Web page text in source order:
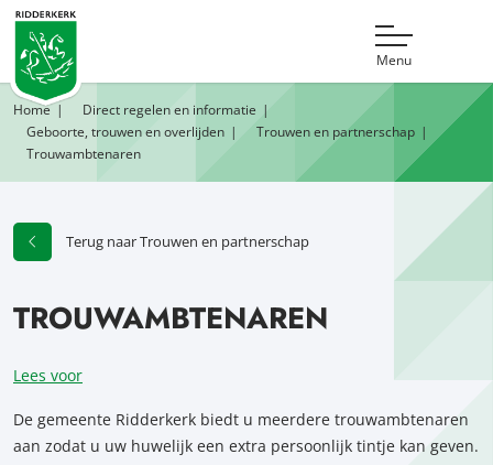
Menu
Home
Direct regelen en informatie
Geboorte, trouwen en overlijden
Trouwen en partnerschap
Trouwambtenaren
Terug naar Trouwen en partnerschap
TROUWAMBTENAREN
Lees voor
De gemeente Ridderkerk biedt u meerdere trouwambtenaren
aan zodat u uw huwelijk een extra persoonlijk tintje kan geven.